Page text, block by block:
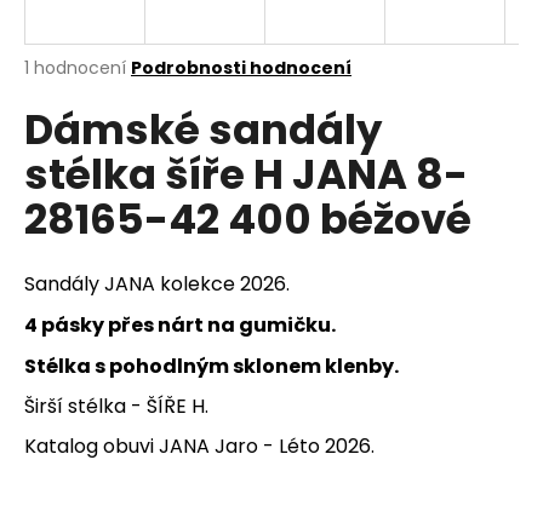
Průměrné
produktu
je
z
5
hvězdiček.
1 hodnocení Podrobnosti hodnocení
Dámské sandály
stélka šíře H JANA 8-
28165-42 400 béžové
Sandály JANA kolekce 2026.
4 pásky přes nárt na gumičku.
Stélka s pohodlným sklonem klenby.
Širší stélka - ŠÍŘE H.
Katalog obuvi JANA Jaro - Léto 2026.
j
t
?
HLEDAT
o
p